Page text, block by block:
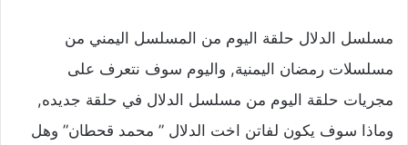
مسلسل الدلال حلقة اليوم من المسلسل اليمني من
مسلسلات رمضان اليمنية, واليوم سوف نتعرف على
مجريات حلقة اليوم من مسلسل الدلال في حلقة جديده,
وماذا سوف يكون لفاتن اخت الدلال ” محمد قحطان” وهل